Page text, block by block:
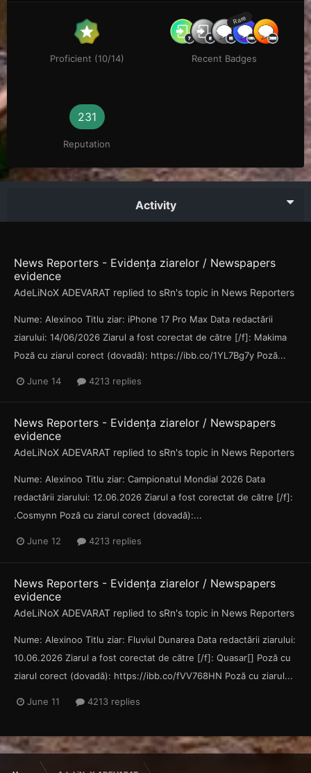
Proficient (10/14)
Rare
Recent Badges
231
Reputation
Activity
News Reporters - Evidența ziarelor / Newspapers
evidence
AdeLiNoX ADEVARAT replied to sRn's topic in News Reporters
Nume: Alexinoo Titlu ziar: iPhone 17 Pro Max Data redactării
ziarului: 14/06/2026 Ziarul a fost corectat de către [/f]: Makima
Poză cu ziarul corect (dovadă): https://ibb.co/1YL7Bg7y Poză...
June 14 4213 replies
News Reporters - Evidența ziarelor / Newspapers
evidence
AdeLiNoX ADEVARAT replied to sRn's topic in News Reporters
Nume: Alexinoo Titlu ziar: Campionatul Mondial 2026 Data
redactării ziarului: 12.06.2026 Ziarul a fost corectat de către [/f]:
.Cosmynn Poză cu ziarul corect (dovadă):...
June 12 4213 replies
News Reporters - Evidența ziarelor / Newspapers
evidence
AdeLiNoX ADEVARAT replied to sRn's topic in News Reporters
Nume: Alexinoo Titlu ziar: Fluviul Dunarea Data redactării ziarului:
10.06.2026 Ziarul a fost corectat de către [/f]: Quasar[] Poză cu
ziarul corect (dovadă): https://ibb.co/fVV768HN Poză cu ziarul...
June 11 4213 replies